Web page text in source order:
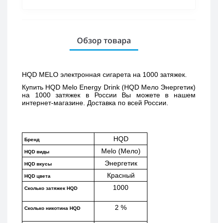
Обзор товара
HQD MELO электронная сигарета на 1000 затяжек.
Купить
на 1000 затяжек в России Вы можете в нашем
интернет-магазине. Доставка по всей России.
Бренд HQD
HQD виды Melo (Мело)
HQD вкусы Энергетик
HQD цвета Красный
Сколько затяжек HQD 1000
Сколько никотина HQD 2 %